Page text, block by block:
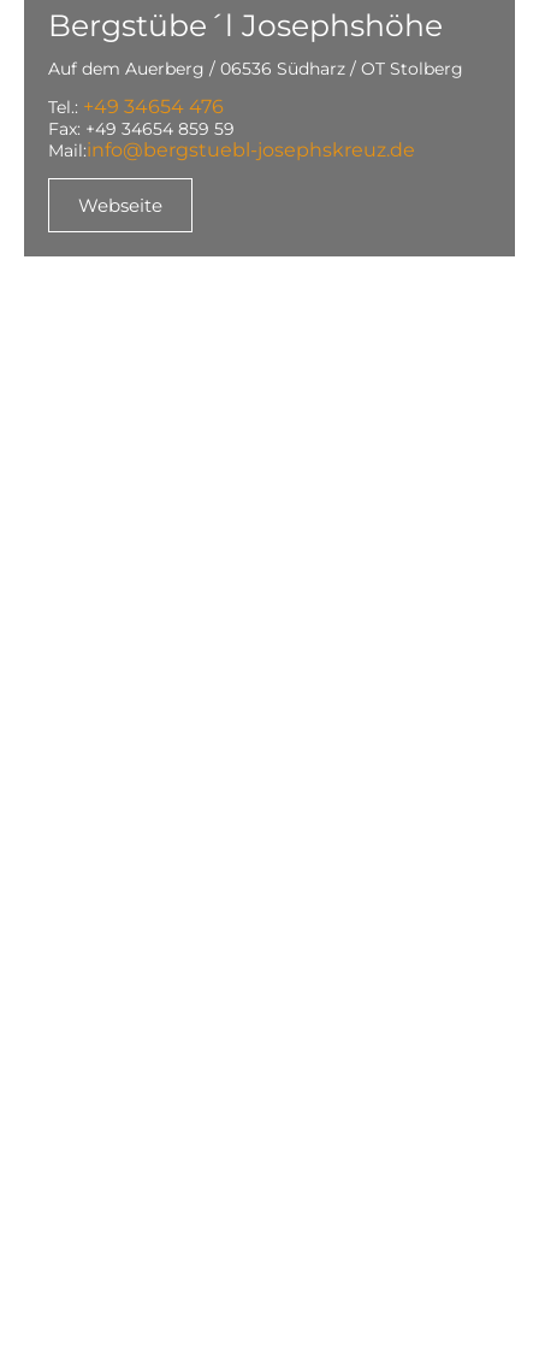
Bergstübe´l Josephshöhe
Auf dem Auerberg / 06536 Südharz / OT Stolberg
Tel.: +49 34654 476
Fax: +49 34654 859 59
Mail:info@bergstuebl-josephskreuz.de
Webseite